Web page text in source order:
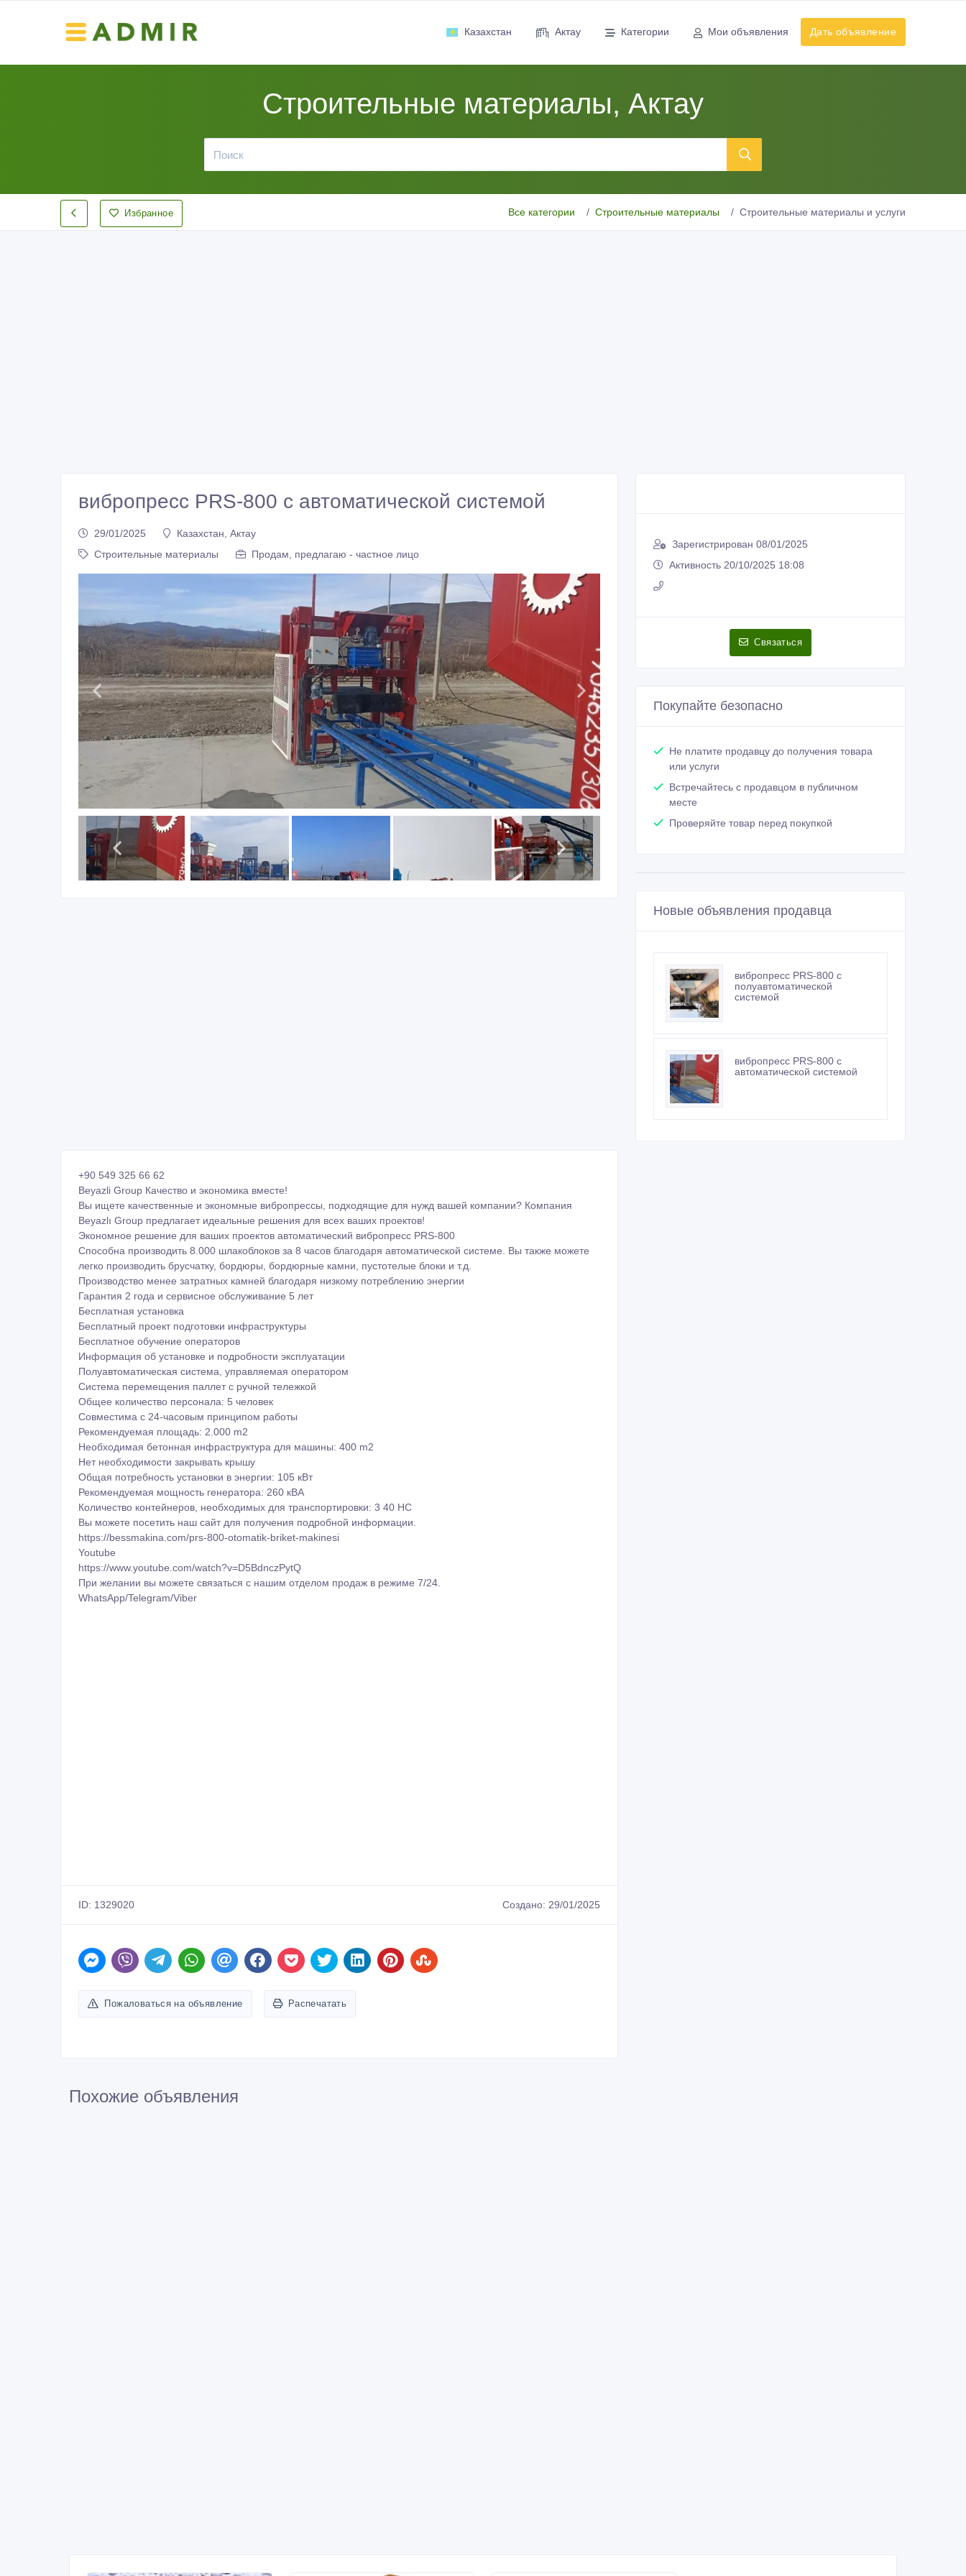
Казахстан Актау Категории Мои объявления Дать объявление
Строительные материалы, Актау
Избранное Все категории Строительные материалы Строительные материалы и услуги
вибропресс PRS-800 с автоматической системой
29/01/2025
Казахстан, Актау
Строительные материалы
Продам, предлагаю - частное лицо
+90 549 325 66 62
Beyazli Group Качество и экономика вместе!
Вы ищете качественные и экономные вибропрессы, подходящие для нужд вашей компании? Компания
Beyazlı Group предлагает идеальные решения для всех ваших проектов!
Экономное решение для ваших проектов автоматический вибропресс PRS-800
Способна производить 8.000 шлакоблоков за 8 часов благодаря автоматической системе. Вы также можете
легко производить брусчатку, бордюры, бордюрные камни, пустотелые блоки и т.д.
Производство менее затратных камней благодаря низкому потреблению энергии
Гарантия 2 года и сервисное обслуживание 5 лет
Бесплатная установка
Бесплатный проект подготовки инфраструктуры
Бесплатное обучение операторов
Информация об установке и подробности эксплуатации
Полуавтоматическая система, управляемая оператором
Система перемещения паллет с ручной тележкой
Общее количество персонала: 5 человек
Совместима с 24-часовым принципом работы
Рекомендуемая площадь: 2.000 m2
Необходимая бетонная инфраструктура для машины: 400 m2
Нет необходимости закрывать крышу
Общая потребность установки в энергии: 105 кВт
Рекомендуемая мощность генератора: 260 кВА
Количество контейнеров, необходимых для транспортировки: 3 40 HC
Вы можете посетить наш сайт для получения подробной информации.
https://bessmakina.com/prs-800-otomatik-briket-makinesi
Youtube
https://www.youtube.com/watch?v=D5BdnczPytQ
При желании вы можете связаться с нашим отделом продаж в режиме 7/24.
Зарегистрирован 08/01/2025
Активность 20/10/2025 18:08
Связаться
Покупайте безопасно
Не платите продавцу до получения товара
или услуги
Встречайтесь с продавцом в публичном
месте
Проверяйте товар перед покупкой
Новые объявления продавца
вибропресс PRS-800 с
полуавтоматической
системой
вибропресс PRS-800 с
автоматической системой